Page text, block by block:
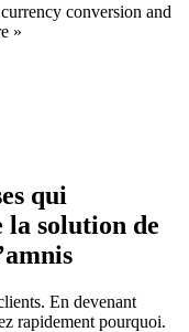
conversion and
»
qui
solution de
En devenant
rapidement pourquoi.